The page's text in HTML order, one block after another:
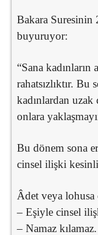
Bakara Suresinin
buyuruyor:
“Sana
rahatsızlıktır. Bu
kadınlardan
onlara
Bu dönem sona
cinsel ilişki
Âdet veya lohusa
– Eşiyle cinsel
– Namaz kılamaz.